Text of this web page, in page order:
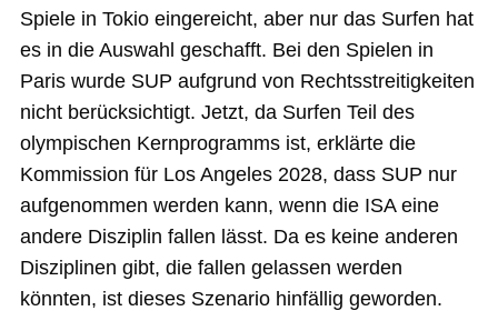
Spiele in Tokio eingereicht, aber nur das Surfen hat
es in die Auswahl geschafft. Bei den Spielen in
Paris wurde SUP aufgrund von Rechtsstreitigkeiten
nicht berücksichtigt. Jetzt, da Surfen Teil des
olympischen Kernprogramms ist, erklärte die
Kommission für Los Angeles 2028, dass SUP nur
aufgenommen werden kann, wenn die ISA eine
andere Disziplin fallen lässt. Da es keine anderen
Disziplinen gibt, die fallen gelassen werden
könnten, ist dieses Szenario hinfällig geworden.